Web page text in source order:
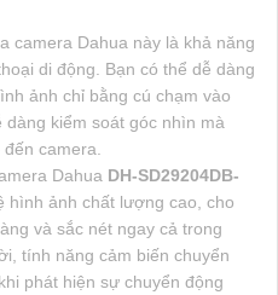
camera Dahua này là khả năng
di động. Bạn có thể dễ dàng
ảnh chỉ bằng cú chạm vào
kiểm soát góc nhìn mà
camera.
Dahua DH-SD29204DB-
hình ảnh chất lượng cao, cho
và sắc nét ngay cả trong
tính năng cảm biến chuyển
phát hiện sự chuyển động